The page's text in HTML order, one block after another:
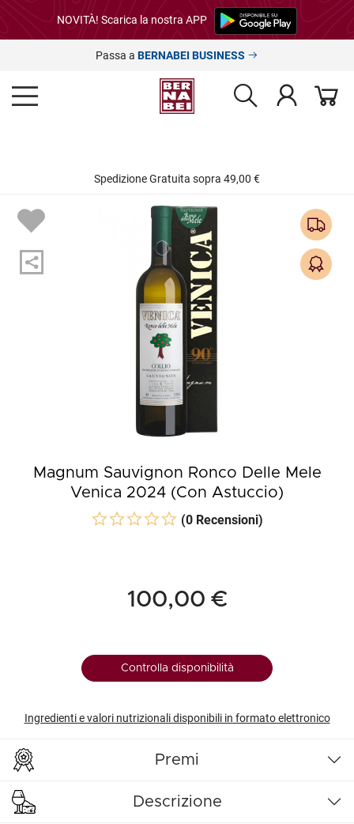
NOVITÀ! Scarica la nostra APP
Passa a BERNABEI BUSINESS
Spedizione Gratuita sopra 49,00 €
Magnum Sauvignon Ronco Delle Mele
Venica 2024 (Con Astuccio)
(0 Recensioni)
100,00 €
Controlla disponibilità
Ingredienti e valori nutrizionali disponibili in formato elettronico
Premi
Descrizione